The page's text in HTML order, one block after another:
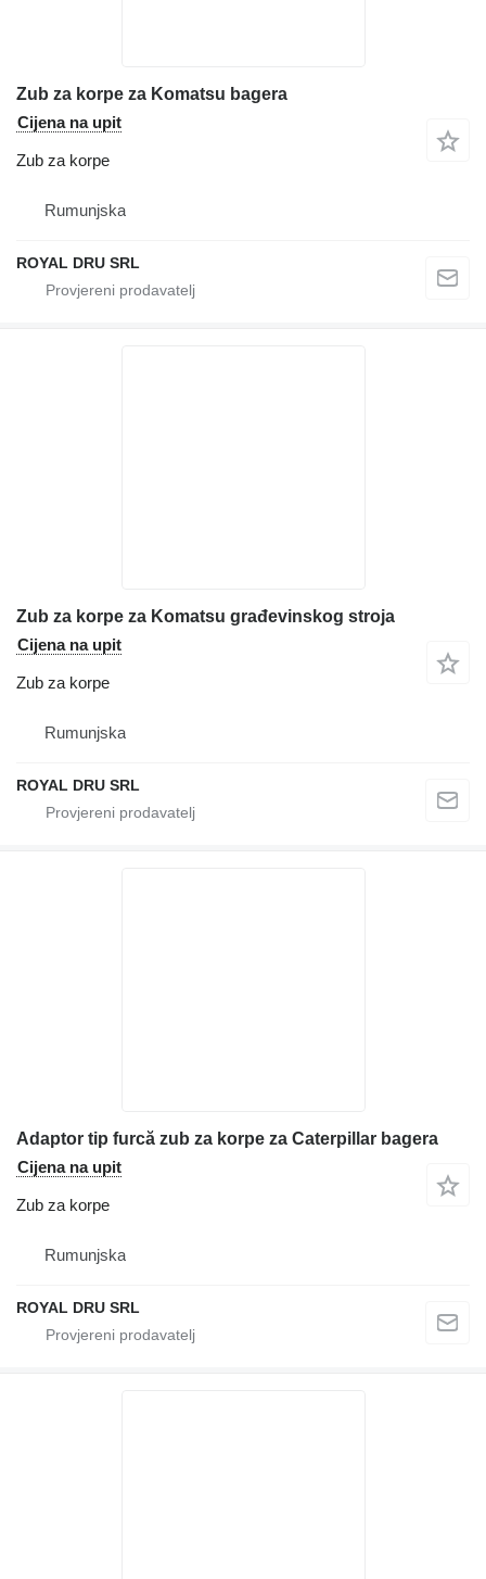
Zub za korpe za Komatsu bagera
Cijena na upit
Zub za korpe
Rumunjska
ROYAL DRU SRL
Zub za korpe za Komatsu građevinskog stroja
Cijena na upit
Zub za korpe
Rumunjska
ROYAL DRU SRL
Adaptor tip furcă zub za korpe za Caterpillar bagera
Cijena na upit
Zub za korpe
Rumunjska
ROYAL DRU SRL